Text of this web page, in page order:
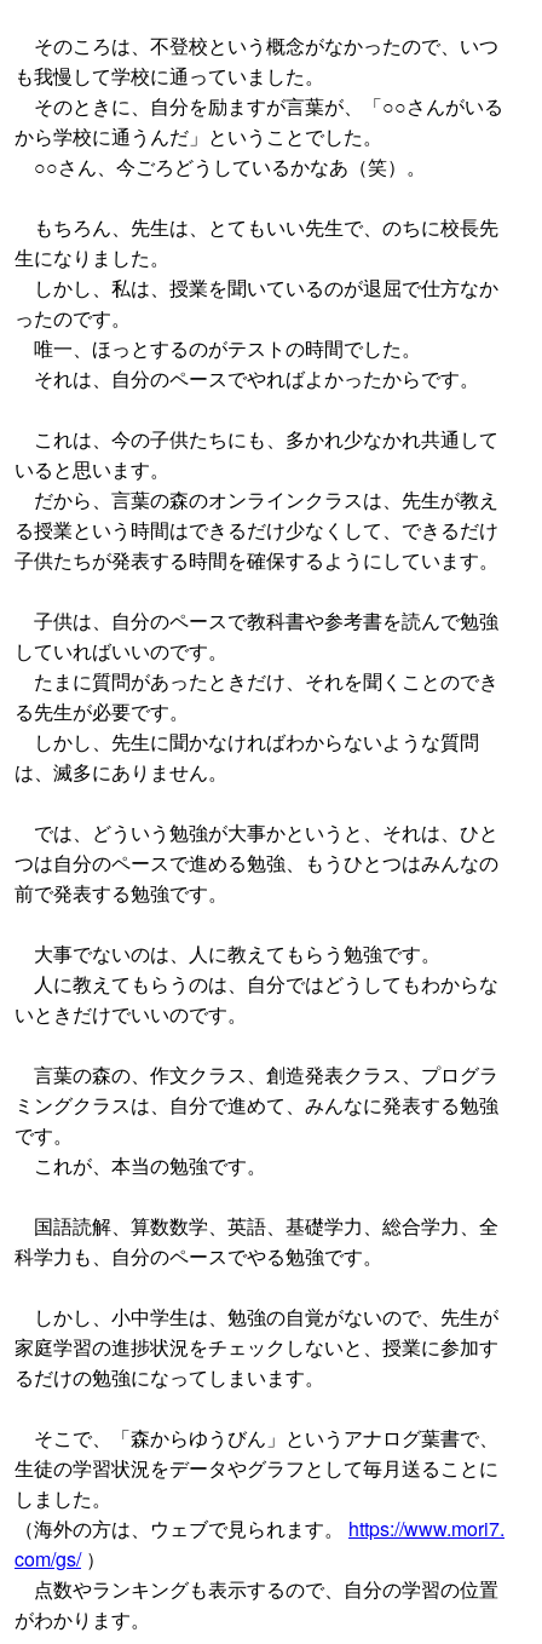
そのころは、不登校という概念がなかったので、いつ
も我慢して学校に通っていました。
そのときに、自分を励ますが言葉が、「○○さんがいる
から学校に通うんだ」ということでした。
○○さん、今ごろどうしているかなあ（笑）。
もちろん、先生は、とてもいい先生で、のちに校長先
生になりました。
しかし、私は、授業を聞いているのが退屈で仕方なか
ったのです。
唯一、ほっとするのがテストの時間でした。
それは、自分のペースでやればよかったからです。
これは、今の子供たちにも、多かれ少なかれ共通して
いると思います。
だから、言葉の森のオンラインクラスは、先生が教え
る授業という時間はできるだけ少なくして、できるだけ
子供たちが発表する時間を確保するようにしています。
子供は、自分のペースで教科書や参考書を読んで勉強
していればいいのです。
たまに質問があったときだけ、それを聞くことのでき
る先生が必要です。
しかし、先生に聞かなければわからないような質問
は、滅多にありません。
では、どういう勉強が大事かというと、それは、ひと
つは自分のペースで進める勉強、もうひとつはみんなの
前で発表する勉強です。
大事でないのは、人に教えてもらう勉強です。
人に教えてもらうのは、自分ではどうしてもわからな
いときだけでいいのです。
言葉の森の、作文クラス、創造発表クラス、プログラ
ミングクラスは、自分で進めて、みんなに発表する勉強
です。
これが、本当の勉強です。
国語読解、算数数学、英語、基礎学力、総合学力、全
科学力も、自分のペースでやる勉強です。
しかし、小中学生は、勉強の自覚がないので、先生が
家庭学習の進捗状況をチェックしないと、授業に参加す
るだけの勉強になってしまいます。
そこで、「森からゆうびん」というアナログ葉書で、
生徒の学習状況をデータやグラフとして毎月送ることに
しました。
（海外の方は、ウェブで見られます。 https://www.mori7.
com/gs/）
点数やランキングも表示するので、自分の学習の位置
がわかります。